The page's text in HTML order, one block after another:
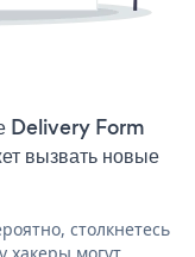
Delivery Form
вызвать новые
столкнетесь